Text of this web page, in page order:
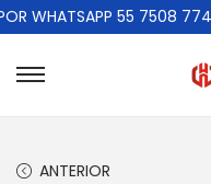
WHATSAPP 55 7508 7743
ANTERIOR